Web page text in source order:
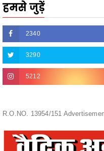
2340
3290
5212
R.O.NO. 13954/151